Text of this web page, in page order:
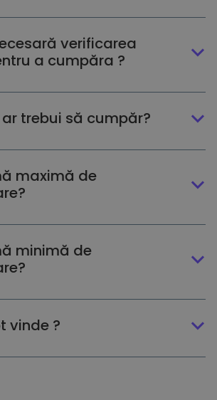
verificarea
a cumpăra ?
trebui să cumpăr?
maximă de
minimă de
vinde ?